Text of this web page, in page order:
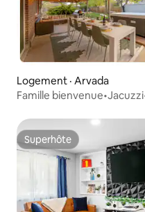
Logement · Arvada
Famille
Superhôte
Superhôte